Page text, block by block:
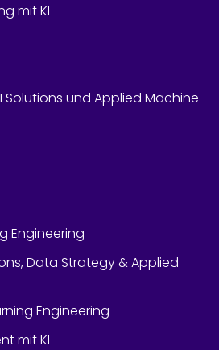
mit KI
Solutions und Applied Machine
Engineering
Data Strategy & Applied
Engineering
mit KI